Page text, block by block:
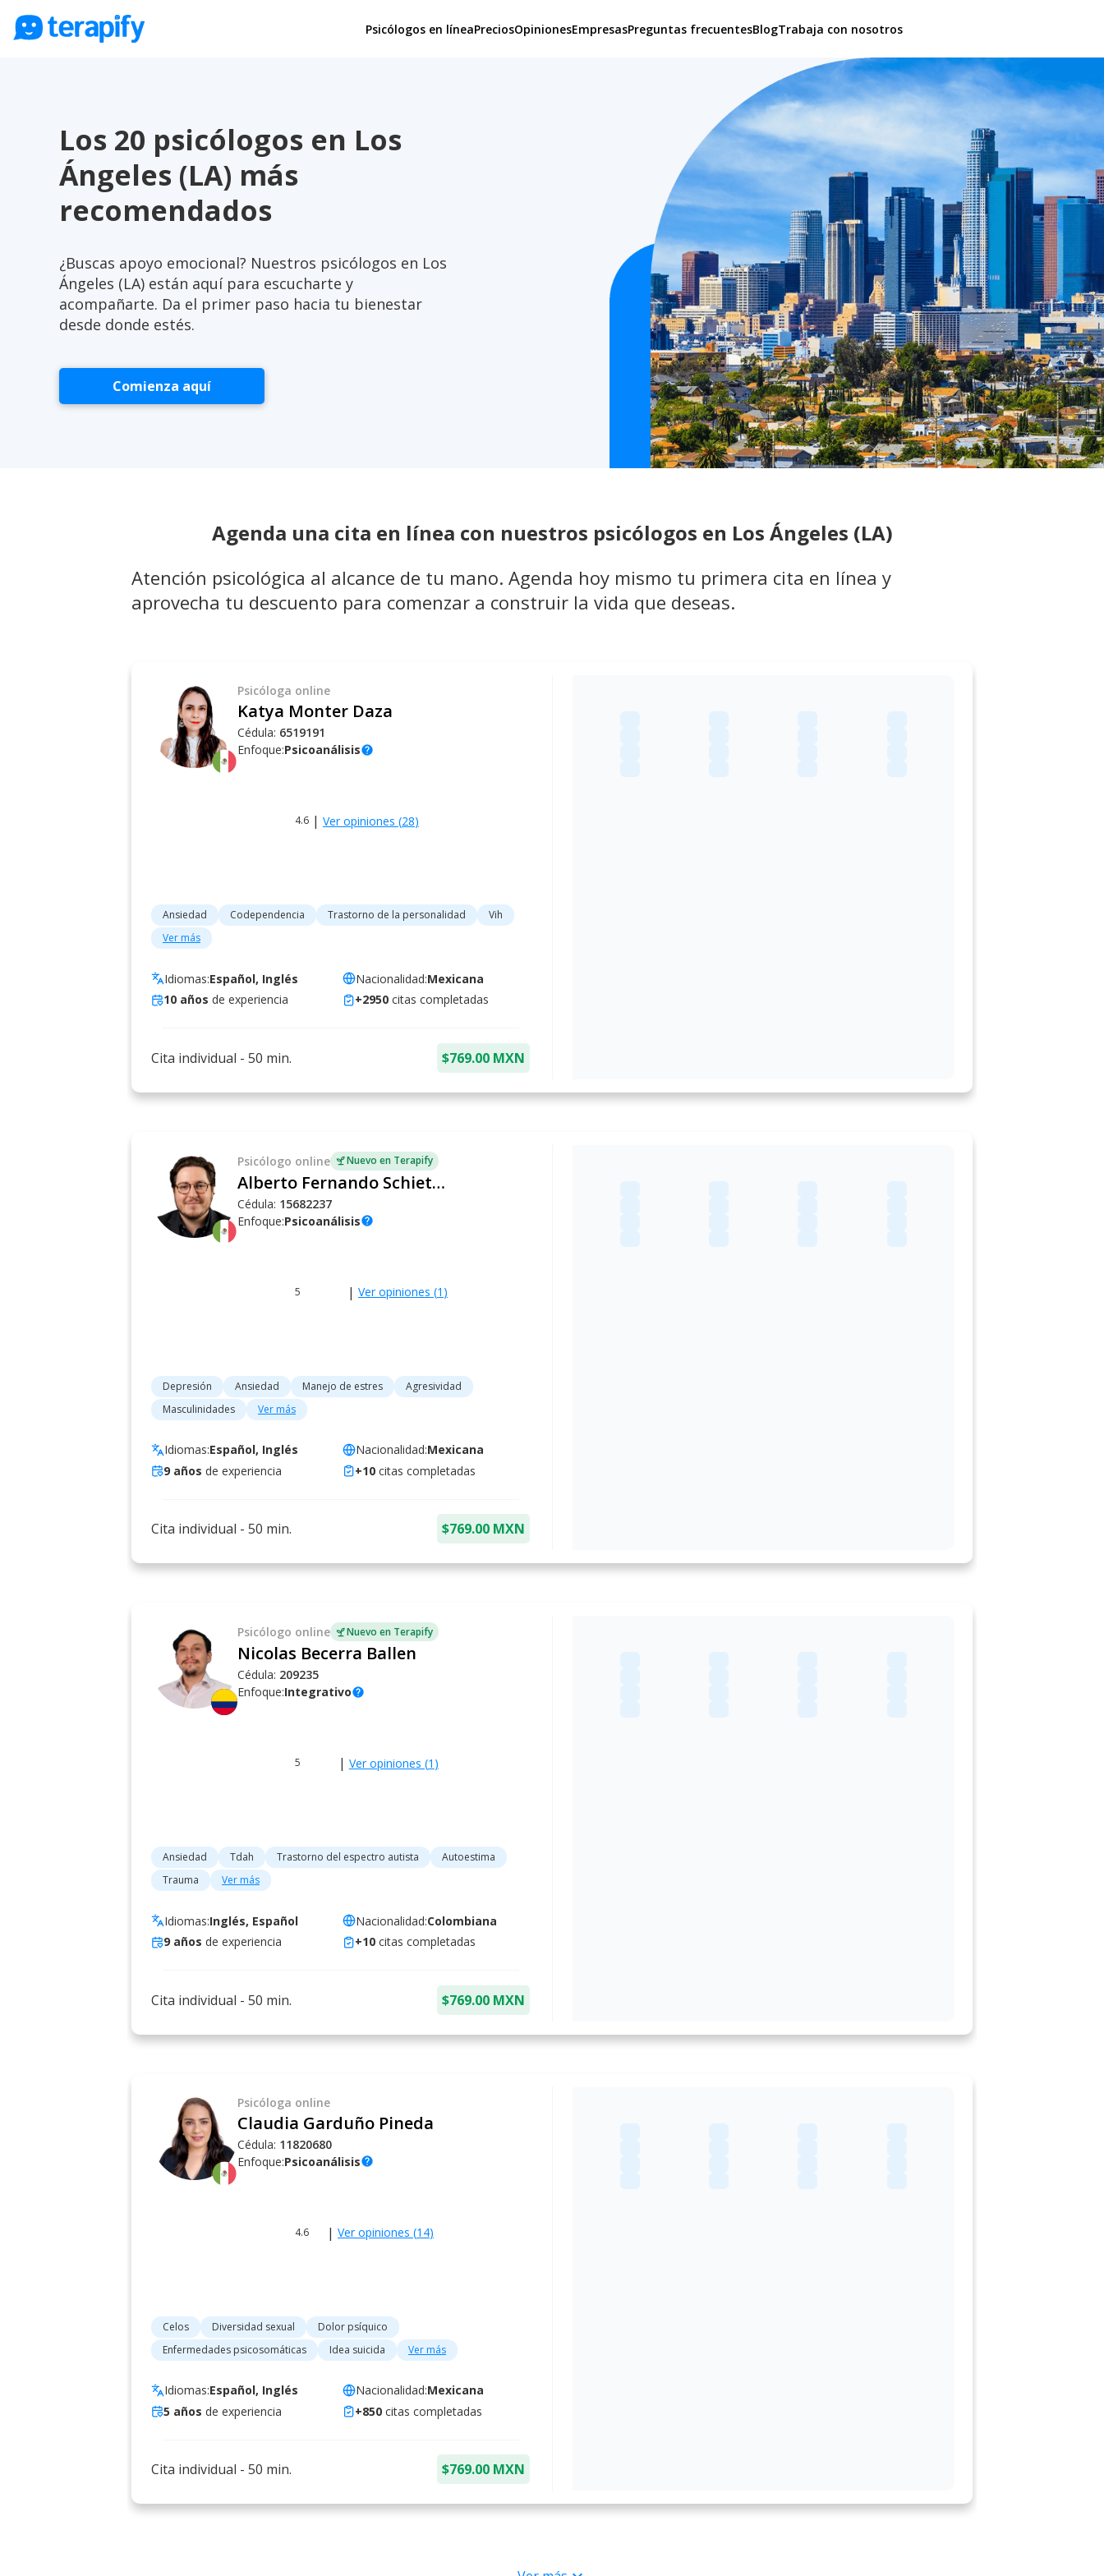
Psicólogos en líneaPreciosOpinionesEmpresasPreguntas frecuentesBlogTrabaja con nosotros
Opiniones
Empresas
Preguntas frecuentes
Los 20 psicólogos en Los
Ángeles (LA) más
recomendados
¿Buscas apoyo emocional? Nuestros psicólogos en Los
Ángeles (LA) están aquí para escucharte y
acompañarte. Da el primer paso hacia tu bienestar
desde donde estés.
Comienza aquí
Agenda una cita en línea con nuestros psicólogos en Los Ángeles (LA)
Atención psicológica al alcance de tu mano. Agenda hoy mismo tu primera cita en línea y
aprovecha tu descuento para comenzar a construir la vida que deseas.
Psicóloga online
Katya Monter Daza
Cédula: 6519191
Enfoque:Psicoanálisishelp
4.6 | Ver opiniones (28)
Ansiedad Codependencia Trastorno de la personalidad
Vih
Ver más
Idiomas:Español, Inglés Nacionalidad:Mexicana
10 años de experiencia +2950citas completadas
Cita individual - 50 min. $769.00 MXN
Psicólogo online Nuevo en Terapify
Alberto Fernando Schietekat Soler
Cédula: 15682237
Enfoque:Psicoanálisishelp
5 | Ver opiniones (1 )
Depresión Ansiedad Manejo de estres
Agresividad
Masculinidades
Ver más
Idiomas:Español, Inglés Nacionalidad:Mexicana
9 años de experiencia +10citas completadas
Cita individual - 50 min. $769.00 MXN
Psicólogo online Nuevo en Terapify
Nicolas Becerra Ballen
Cédula: 209235
Enfoque:Integrativohelp
5 | Ver opiniones (1 )
Ansiedad Tdah Trastorno del espectro autista
Autoestima
Trauma
Ver más
Idiomas:Inglés, Español Nacionalidad:Colombiana
9 años de experiencia +10citas completadas
Cita individual - 50 min. $769.00 MXN
Psicóloga online
Claudia Garduño Pineda
Cédula: 11820680
Enfoque:Psicoanálisishelp
4.6 | Ver opiniones (14)
Celos Diversidad sexual
Dolor psíquico
Enfermedades psicosomáticas
Idea suicida Ver más
Idiomas:Español, Inglés Nacionalidad:Mexicana
5 años de experiencia +850citas completadas
Cita individual - 50 min. $769.00 MXN